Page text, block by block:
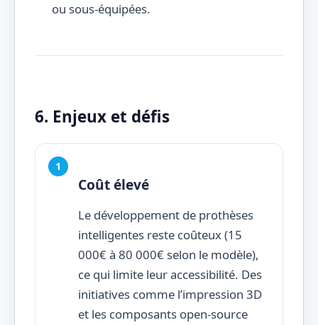
ou sous-équipées.
6. Enjeux et défis
Coût élevé
Le développement de prothèses
intelligentes reste coûteux (15
000€ à 80 000€ selon le modèle),
ce qui limite leur accessibilité. Des
initiatives comme l’impression 3D
et les composants open-source